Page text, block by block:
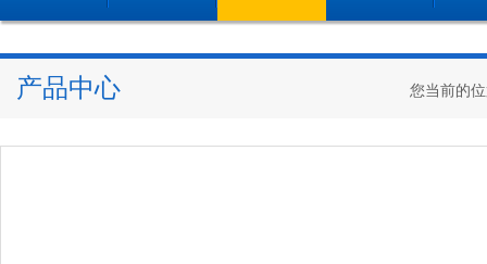
产品中心 您当前的